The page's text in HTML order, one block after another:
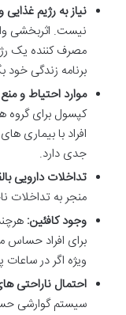
نیاز به رژیم
نیست. اثربخشی
مصرف کننده یک
برنامه زندگی خود
موارد احتیاط و
کپسول برای گروه
افراد با بیماری
جدی دارد.
تداخلات دارویی
منجر به تداخلات
وجود کافئین:
برای افراد حساس
ویژه اگر در
احتمال ناراحتی
سیستم گوارشی